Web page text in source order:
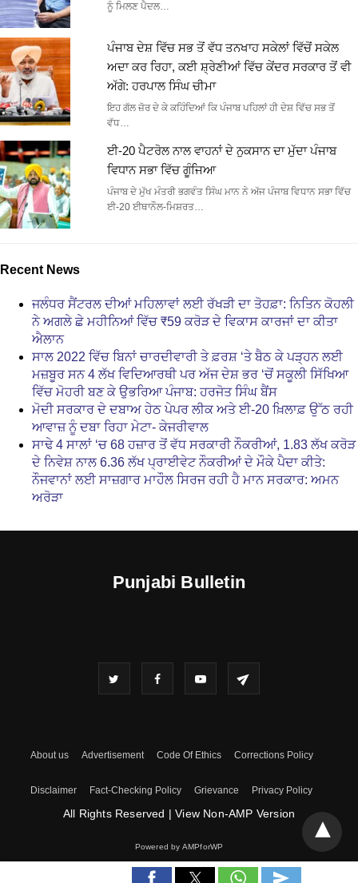
ਨੂੰ ਮਿਲਣ ਪੈਦਲ…
ਪੰਜਾਬ ਦੇਸ਼ ਵਿੱਚ ਸਭ ਤੋਂ ਵੱਧ ਤਨਖਾਹ ਸਕੇਲਾਂ ਵਿੱਚੋਂ ਸਕੇਲ
ਅਦਾ ਕਰ ਰਿਹਾ, ਕਈ ਸ਼੍ਰੇਣੀਆਂ ਵਿੱਚ ਕੇਂਦਰ ਸਰਕਾਰ ਤੋਂ ਵੀ
ਅੱਗੇ: ਹਰਪਾਲ ਸਿੰਘ ਚੀਮਾ
ਇਹ ਗੱਲ ਜ਼ੋਰ ਦੇ ਕੇ ਕਹਿੰਦਿਆਂ ਕਿ ਪੰਜਾਬ ਪਹਿਲਾਂ ਹੀ ਦੇਸ਼ ਵਿੱਚ ਸਭ ਤੋਂ
ਵੱਧ…
ਈ-20 ਪੈਟਰੋਲ ਨਾਲ ਵਾਹਨਾਂ ਦੇ ਨੁਕਸਾਨ ਦਾ ਮੁੱਦਾ ਪੰਜਾਬ
ਵਿਧਾਨ ਸਭਾ ਵਿੱਚ ਗੂੰਜਿਆ
ਪੰਜਾਬ ਦੇ ਮੁੱਖ ਮੰਤਰੀ ਭਗਵੰਤ ਸਿੰਘ ਮਾਨ ਨੇ ਅੱਜ ਪੰਜਾਬ ਵਿਧਾਨ ਸਭਾ ਵਿੱਚ
ਈ-20 ਈਥਾਨੌਲ-ਮਿਸ਼ਰਤ…
Recent News
ਜਲੰਧਰ ਸੈਂਟਰਲ ਦੀਆਂ ਮਹਿਲਾਵਾਂ ਲਈ ਰੱਖੜੀ ਦਾ ਤੋਹਫ਼ਾ: ਨਿਤਿਨ ਕੋਹਲੀ
ਨੇ ਅਗਲੇ ਛੇ ਮਹੀਨਿਆਂ ਵਿੱਚ ₹59 ਕਰੋੜ ਦੇ ਵਿਕਾਸ ਕਾਰਜਾਂ ਦਾ ਕੀਤਾ
ਐਲਾਨ
ਸਾਲ 2022 ਵਿੱਚ ਬਿਨਾਂ ਚਾਰਦੀਵਾਰੀ ਤੇ ਫ਼ਰਸ਼ ‘ਤੇ ਬੈਠ ਕੇ ਪੜ੍ਹਨ ਲਈ
ਮਜ਼ਬੂਰ ਸਨ 4 ਲੱਖ ਵਿਦਿਆਰਥੀ ਪਰ ਅੱਜ ਦੇਸ਼ ਭਰ ‘ਚੋਂ ਸਕੂਲੀ ਸਿੱਖਿਆ
ਵਿੱਚ ਮੋਹਰੀ ਬਣ ਕੇ ਉਭਰਿਆ ਪੰਜਾਬ: ਹਰਜੋਤ ਸਿੰਘ ਬੈਂਸ
ਮੋਦੀ ਸਰਕਾਰ ਦੇ ਦਬਾਅ ਹੇਠ ਪੇਪਰ ਲੀਕ ਅਤੇ ਈ-20 ਖ਼ਿਲਾਫ਼ ਉੱਠ ਰਹੀ
ਆਵਾਜ਼ ਨੂੰ ਦਬਾ ਰਿਹਾ ਮੇਟਾ- ਕੇਜਰੀਵਾਲ
ਸਾਢੇ 4 ਸਾਲਾਂ ‘ਚ 68 ਹਜ਼ਾਰ ਤੋਂ ਵੱਧ ਸਰਕਾਰੀ ਨੌਕਰੀਆਂ, 1.83 ਲੱਖ ਕਰੋੜ
ਦੇ ਨਿਵੇਸ਼ ਨਾਲ 6.36 ਲੱਖ ਪ੍ਰਾਈਵੇਟ ਨੌਕਰੀਆਂ ਦੇ ਮੌਕੇ ਪੈਦਾ ਕੀਤੇ:
ਨੌਜਵਾਨਾਂ ਲਈ ਸਾਜ਼ਗਾਰ ਮਾਹੌਲ ਸਿਰਜ ਰਹੀ ਹੈ ਮਾਨ ਸਰਕਾਰ: ਅਮਨ
ਅਰੋੜਾ
Punjabi Bulletin
About us Advertisement Code Of Ethics Corrections Policy
Disclaimer Fact-Checking Policy Grievance Privacy Policy
All Rights Reserved | View Non-AMP Version
Powered by AMPforWP